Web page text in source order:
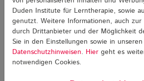
Duden Institute für Lerntherapie, sowie
genutzt. Weitere Informationen, auch zur
durch Drittanbieter und der Möglichkeit
Sie in den Einstellungen sowie in unseren
Datenschutzhinweisen. Hier geht es
notwendigen Cookies.